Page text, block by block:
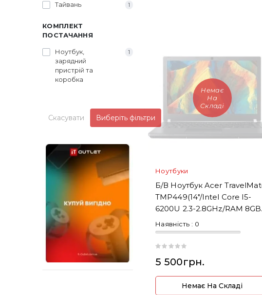
Тайвань 1
КОМПЛЕКТ
ПОСТАЧАННЯ
Ноутбук,
зарядний
пристрій та
коробка
1
Скасувати Виберіть фільтри
Немає
На
Складі
Ноутбуки
Б/В Ноутбук Acer
TMP449(14"/Intel Core I5-
6200U 2.3-2.8GHz/RAM 8GB
DDR4/SSD256)
Наявність : 0
5 500грн.
Немає На Складі